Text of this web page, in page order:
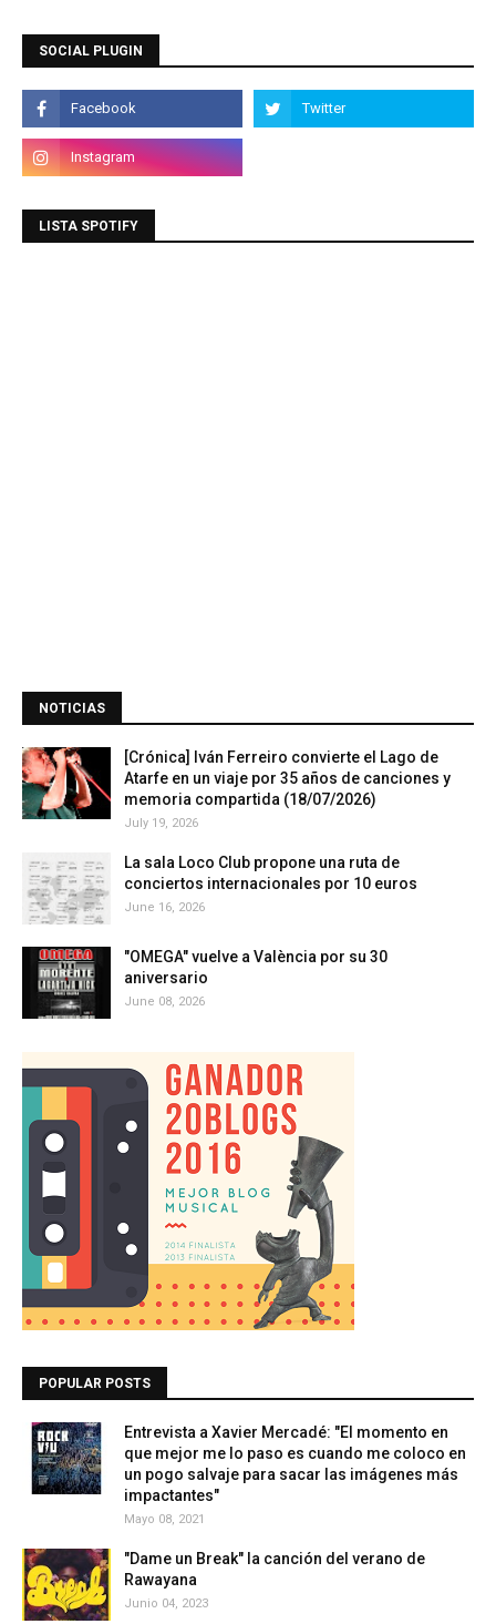
SOCIAL PLUGIN
LISTA SPOTIFY
NOTICIAS
[Crónica] Iván Ferreiro convierte el Lago de
Atarfe en un viaje por 35 años de canciones y
memoria compartida (18/07/2026)
July 19, 2026
La sala Loco Club propone una ruta de
conciertos internacionales por 10 euros
June 16, 2026
"OMEGA" vuelve a València por su 30
aniversario
June 08, 2026
POPULAR POSTS
Entrevista a Xavier Mercadé: "El momento en
que mejor me lo paso es cuando me coloco en
un pogo salvaje para sacar las imágenes más
impactantes"
Mayo 08, 2021
"Dame un Break" la canción del verano de
Rawayana
Junio 04, 2023